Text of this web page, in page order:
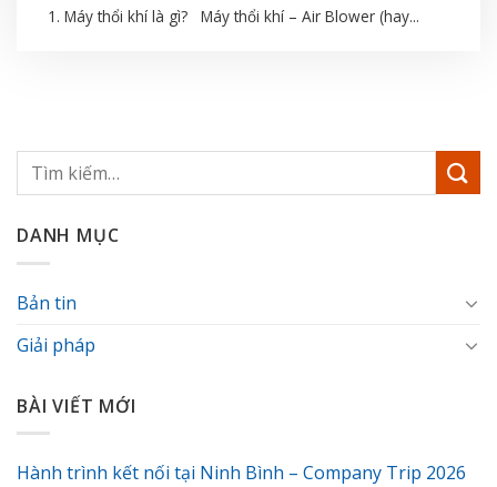
1. Máy thổi khí là gì? Máy thổi khí – Air Blower (hay...
DANH MỤC
Bản tin
Giải pháp
BÀI VIẾT MỚI
Hành trình kết nối tại Ninh Bình – Company Trip 2026